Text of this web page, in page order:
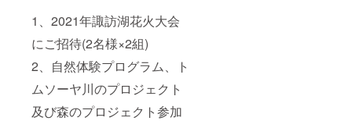
1、2021年諏訪湖花火大会
にご招待(2名様×2組)
2、自然体験プログラム、ト
ムソーヤ川のプロジェクト
及び森のプロジェクト参加